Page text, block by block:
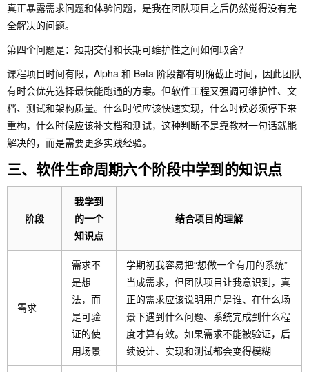
真正暴露需求问题和体验问题，是我在团队项目之后仍然觉得没有完
全解决的问题。
第四个问题是：短期交付和长期可维护性之间如何取舍？
课程项目时间有限，Alpha 和 Beta 阶段都有明确截止时间，因此团队
有时会优先选择最快能跑通的方案。但软件工程又强调可维护性、文
档、测试和架构质量。什么时候应该快速实现，什么时候必须停下来
重构，什么时候应该补文档和测试，这种判断不是靠教材一句话就能
解决的，而是需要更多实践经验。
三、软件生命周期六个阶段中学到的知识点
阶段
我学到
的一个
知识点
结合项目的理解
需求
需求不
是想
法，而
是可验
证的使
用场景
学期初我容易把“想做一个有用的系统”
当成需求，但团队项目让我意识到，真
正的需求应该说明用户是谁、在什么场
景下遇到什么问题、系统完成到什么程
度才算有效。如果需求不能被验证，后
续设计、实现和测试都会变得模糊